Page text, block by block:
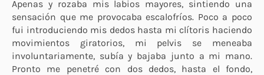
Apenas y rozaba mis labios mayores, sintiendo una
sensación que me provocaba escalofríos. Poco a poco
fui introduciendo mis dedos hasta mi clítoris haciendo
movimientos giratorios, mi pelvis se meneaba
involuntariamente, subía y bajaba junto a mi mano.
Pronto me penetré con dos dedos, hasta el fondo,